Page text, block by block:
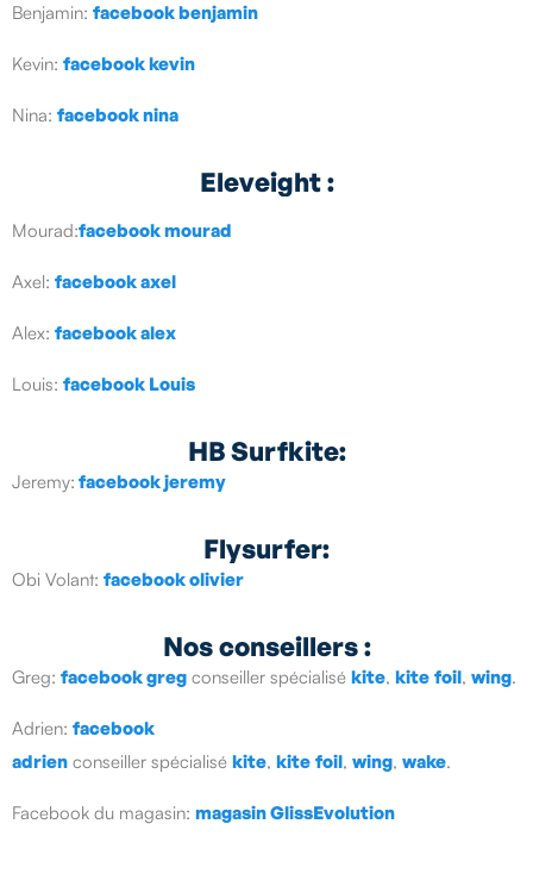
Benjamin: facebook benjamin
Kevin: facebook kevin
Nina: facebook nina
Eleveight :
Mourad:facebook mourad
Axel: facebook axel
Alex: facebook alex
Louis: facebook Louis
HB Surfkite:
Jeremy: facebook jeremy
Flysurfer:
Obi Volant: facebook olivier
Nos conseillers :
Greg: facebook greg conseiller spécialisé kite, kite foil, wing.
Adrien: facebook
adrien conseiller spécialisé kite, kite foil, wing, wake.
Facebook du magasin: magasin GlissEvolution